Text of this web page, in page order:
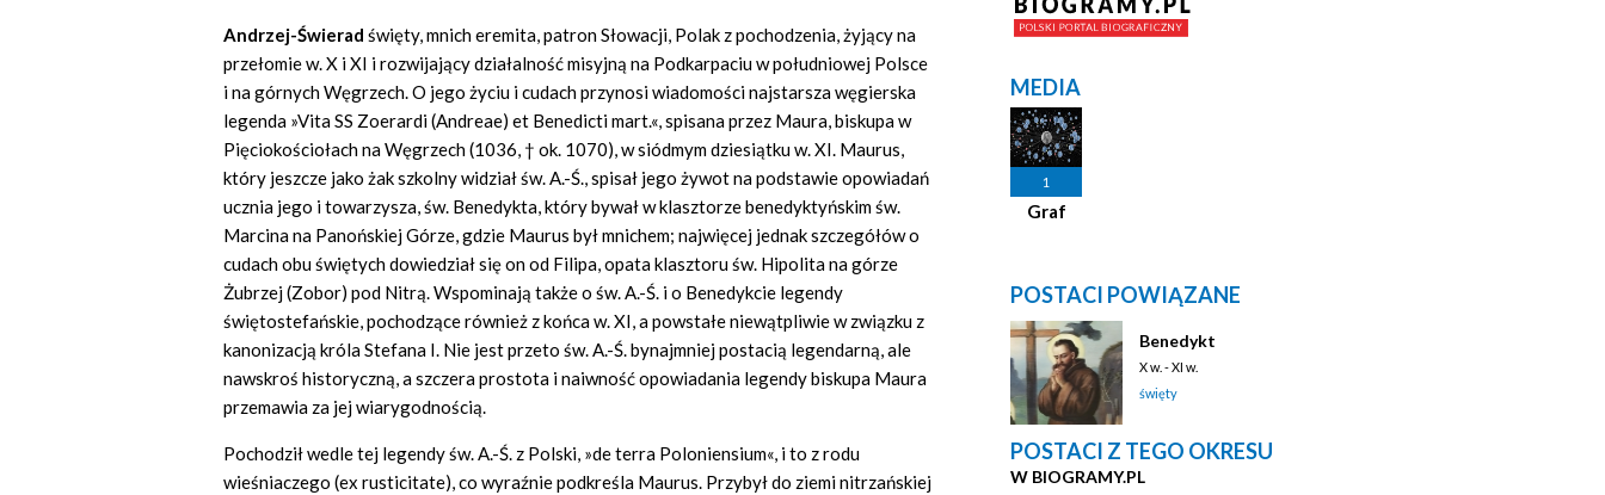
Andrzej-Świerad święty, mnich eremita, patron Słowacji, Polak z pochodzenia, żyjący na
przełomie w. X i XI i rozwijający działalność misyjną na Podkarpaciu w południowej Polsce
i na górnych Węgrzech. O jego życiu i cudach przynosi wiadomości najstarsza węgierska
legenda »Vita SS Zoerardi (Andreae) et Benedicti mart.«, spisana przez Maura, biskupa w
Pięciokościołach na Węgrzech (1036, † ok. 1070), w siódmym dziesiątku w. XI. Maurus,
który jeszcze jako żak szkolny widział św. A.-Ś., spisał jego żywot na podstawie opowiadań
ucznia jego i towarzysza, św. Benedykta, który bywał w klasztorze benedyktyńskim św.
Marcina na Panońskiej Górze, gdzie Maurus był mnichem; najwięcej jednak szczegółów o
cudach obu świętych dowiedział się on od Filipa, opata klasztoru św. Hipolita na górze
Żubrzej (Zobor) pod Nitrą. Wspominają także o św. A.-Ś. i o Benedykcie legendy
świętostefańskie, pochodzące również z końca w. XI, a powstałe niewątpliwie w związku z
kanonizacją króla Stefana I. Nie jest przeto św. A.-Ś. bynajmniej postacią legendarną, ale
nawskroś historyczną, a szczera prostota i naiwność opowiadania legendy biskupa Maura
przemawia za jej wiarygodnością.
Pochodził wedle tej legendy św. A.-Ś. z Polski, »de terra Poloniensium«, i to z rodu
wieśniaczego (ex rusticitate), co wyraźnie podkreśla Maurus. Przybył do ziemi nitrzańskiej
MEDIA
1
Graf
POSTACI POWIĄZANE
Benedykt
X w. - XI w.
święty
POSTACI Z TEGO OKRESU
W BIOGRAMY.PL